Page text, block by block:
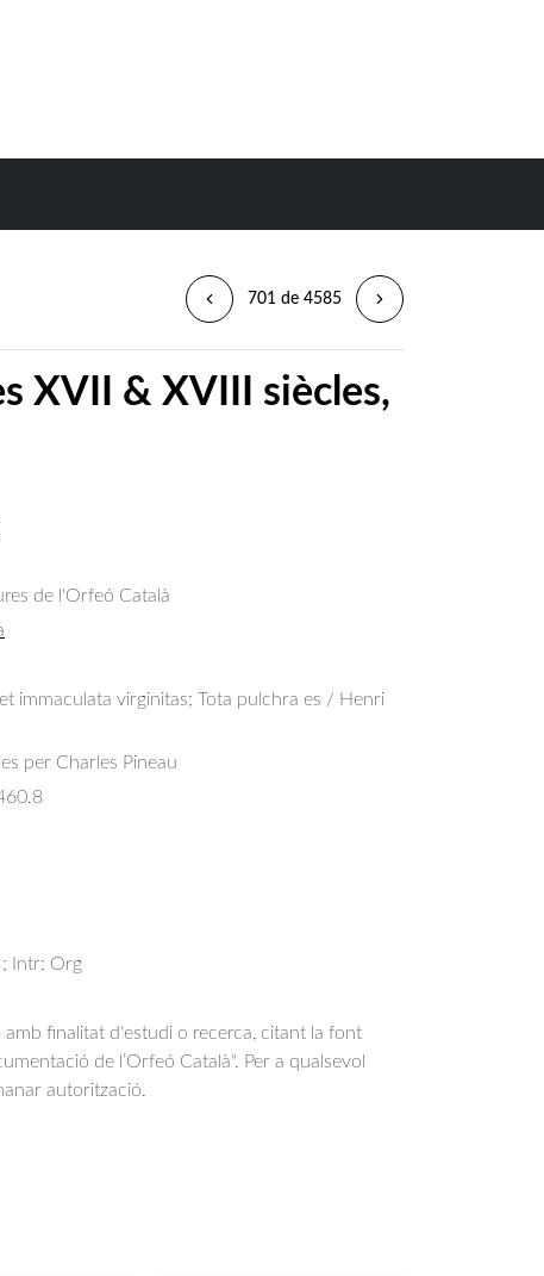
701 de 4585
XVII & XVIII siècles,
de l'Orfeó Català
immaculata virginitas; Tota pulchra es / Henri
per Charles Pineau
; Intr: Org
amb finalitat d'estudi o recerca, citant la font
de l’Orfeó Català". Per a qualsevol
autorització.